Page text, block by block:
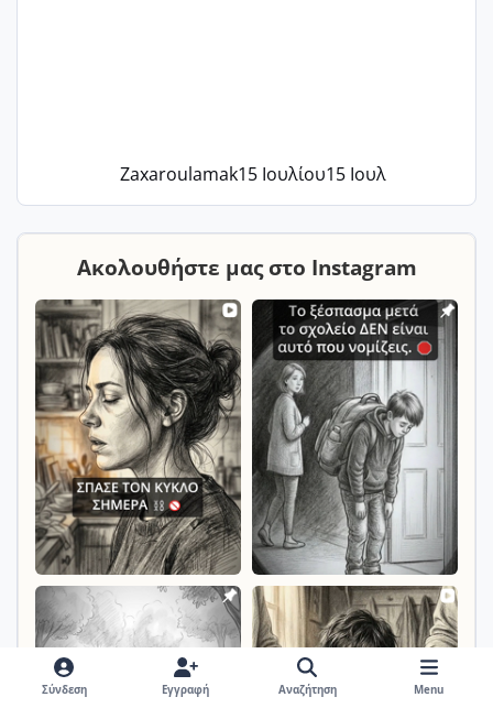
Zaxaroulamak15 Ιουλίου15 Ιουλ
Ακολουθήστε μας στο Instagram
Σύνδεση Εγγραφή Αναζήτηση Menu